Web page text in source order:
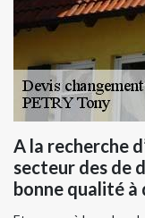
A la recherche
secteur des de
bonne qualité à